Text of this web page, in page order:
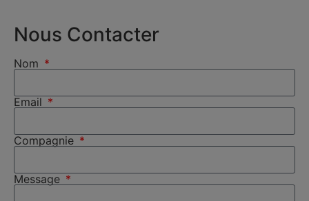
Nous Contacter
Nom
Email
Compagnie
Message